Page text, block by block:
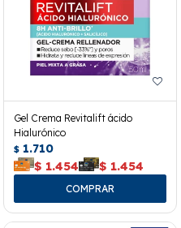
Gel Crema Revitalift ácido
Hialurónico
$ 1.710
$ 1.454 $ 1.454